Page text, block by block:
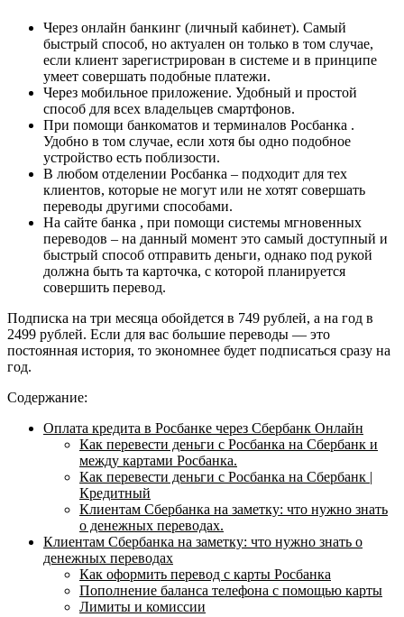
Через онлайн банкинг (личный кабинет). Самый
быстрый способ, но актуален он только в том случае,
если клиент зарегистрирован в системе и в принципе
умеет совершать подобные платежи.
Через мобильное приложение. Удобный и простой
способ для всех владельцев смартфонов.
При помощи банкоматов и терминалов Росбанка .
Удобно в том случае, если хотя бы одно подобное
устройство есть поблизости.
В любом отделении Росбанка – подходит для тех
клиентов, которые не могут или не хотят совершать
переводы другими способами.
На сайте банка , при помощи системы мгновенных
переводов – на данный момент это самый доступный и
быстрый способ отправить деньги, однако под рукой
должна быть та карточка, с которой планируется
совершить перевод.
Подписка на три месяца обойдется в 749 рублей, а на год в
2499 рублей. Если для вас большие переводы — это
постоянная история, то экономнее будет подписаться сразу на
год.
Содержание:
Оплата кредита в Росбанке через Сбербанк Онлайн
Как перевести деньги с Росбанка на Сбербанк и
между картами Росбанка.
Как перевести деньги с Росбанка на Сбербанк |
Кредитный
Клиентам Сбербанка на заметку: что нужно знать
о денежных переводах.
Клиентам Сбербанка на заметку: что нужно знать о
денежных переводах
Как оформить перевод с карты Росбанка
Пополнение баланса телефона с помощью карты
Лимиты и комиссии